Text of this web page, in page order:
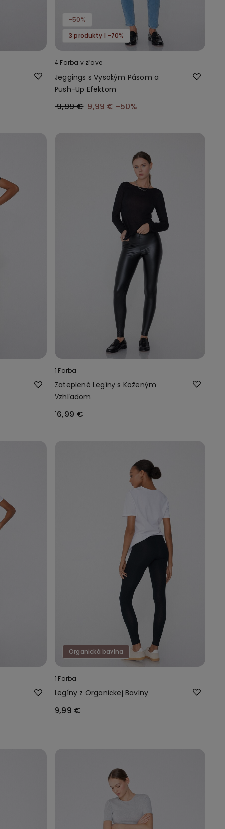
-50%
3 produkty | -70%
4 Farba v zľave
Jeggings s Vysokým Pásom a
Push-Up Efektom
19,99 € 9,99 € -50%
1 Farba
Zateplené Legíny s Koženým
Vzhľadom
16,99 €
Organická bavlna
1 Farba
Legíny z Organickej Bavlny
9,99 €